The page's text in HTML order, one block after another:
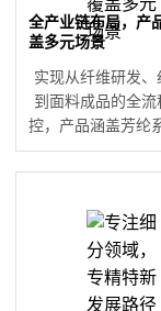
全产业链布局，产
盖多元场景
实现从纤维研发、
到面料成品的全流
控，产品涵盖芳纶
面料、特种纤维长
缝纫线等核心品类
警装备、电力作业
灾等多领域场景，
同行业的专业化防